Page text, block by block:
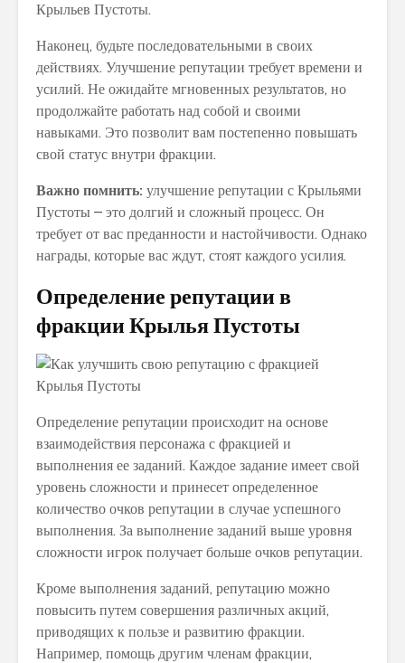
Крыльев Пустоты.
Наконец, будьте последовательными в своих
действиях. Улучшение репутации требует времени и
усилий. Не ожидайте мгновенных результатов, но
продолжайте работать над собой и своими
навыками. Это позволит вам постепенно повышать
свой статус внутри фракции.
Важно помнить: улучшение репутации с Крыльями
Пустоты – это долгий и сложный процесс. Он
требует от вас преданности и настойчивости. Однако
награды, которые вас ждут, стоят каждого усилия.
Определение репутации в
фракции Крылья Пустоты
Определение репутации происходит на основе
взаимодействия персонажа с фракцией и
выполнения ее заданий. Каждое задание имеет свой
уровень сложности и принесет определенное
количество очков репутации в случае успешного
выполнения. За выполнение заданий выше уровня
сложности игрок получает больше очков репутации.
Кроме выполнения заданий, репутацию можно
повысить путем совершения различных акций,
приводящих к пользе и развитию фракции.
Например, помощь другим членам фракции,